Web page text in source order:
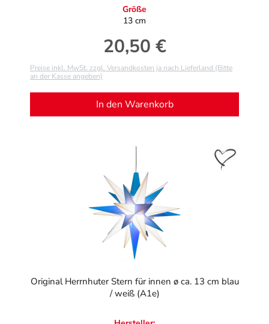
Größe
13 cm
Regulärer Preis:
20,50 €
Preise inkl. MwSt. zzgl. Versandkosten ja nach Lieferland (Bitte
an der Kasse angeben)
In den Warenkorb
Original Herrnhuter Stern für innen ø ca. 13 cm blau
/ weiß (A1e)